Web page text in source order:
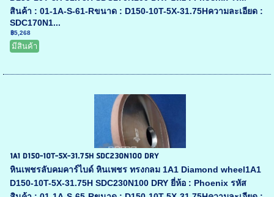
สินค้า : 01-1A-S-61-Rขนาด : D150-10T-5X-31.75Hความละเอียด :
SDC170N1...
฿5,268
มีสินค้า
1A1 D150-10T-5X-31.75H SDC230N100 DRY
หินเพชรลับคมคาร์ไบด์ หินเพชร ทรงกลม 1A1 Diamond wheel1A1
D150-10T-5X-31.75H SDC230N100 DRY ยี่ห้อ : Phoenix รหัส